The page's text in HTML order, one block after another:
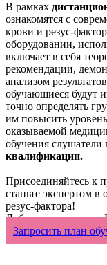
В рамках
ознакомятся с
крови и резус-
оборудовании,
включает в себя
рекомендации,
анализом
обучающиеся будут
точно определять
им повысить
оказываемой
обучения слушатели
квалификации.
Присоединяйтесь к
станьте экспертом
резус-фактора!
Добро пожаловать
Запросить план